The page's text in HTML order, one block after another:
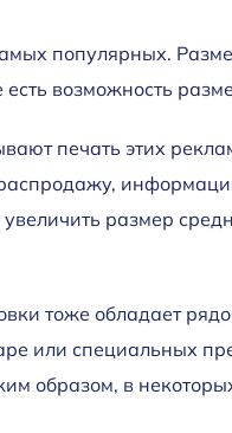
популярных.
возможность
печать этих
размер
тоже обладает
или специальных
образом, в